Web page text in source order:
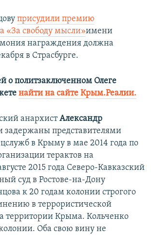
присудили премию
«За свободу мысли»имени
награждения должна
в Страсбурге.
о политзаключенном Олеге
найти на сайте Крым.Реалии.
анархистАлександр
задержаны представителями
в Крыму в мае 2014 года по
терактов на
2015 года Северо-Кавказский
суд в Ростове-на-Дону
к 20 годам колонии строгого
в террористической
территории Крыма. Кольченко
Оба свою вину не